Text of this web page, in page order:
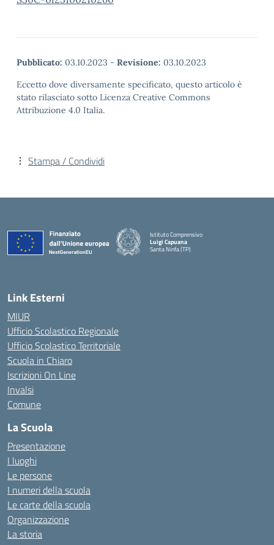
Pubblicato: 03.10.2023 - Revisione: 03.10.2023
Eccetto dove diversamente specificato, questo articolo è
stato rilasciato sotto Licenza Creative Commons
Attribuzione 4.0 Italia.
Stampa / Condividi
Istituto Comprensivo
Luigi Capuana
Santa Ninfa (TP)
Link Esterni
MIUR
Ufficio Scolastico Regionale
Ufficio Scolastico Territoriale
Scuola in Chiaro
Iscrizioni On Line
Invalsi
Comune
La Scuola
Presentazione
I luoghi
Le persone
I numeri della scuola
Le carte della scuola
Organizzazione
La storia